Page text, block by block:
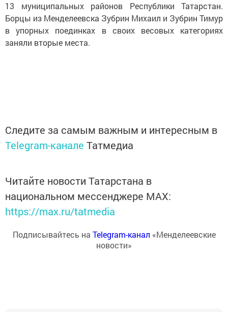
13 муниципальных районов Республики Татарстан.
Борцы из Менделеевска Зубрин Михаил и Зубрин Тимур
в упорных поединках в своих весовых категориях
заняли вторые места.
Следите за самым важным и интересным в
Telegram-канале Татмедиа
Читайте новости Татарстана в
национальном мессенджере MАХ:
https://max.ru/tatmedia
Подписывайтесь на Telegram-канал «Менделеевские
новости»